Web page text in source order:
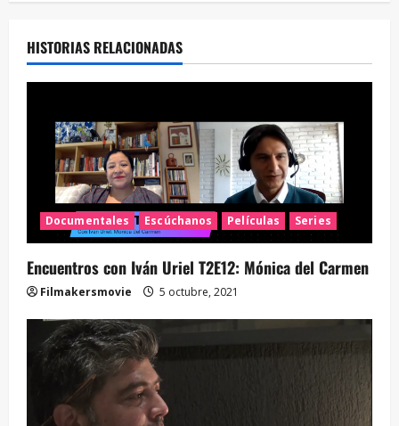
HISTORIAS RELACIONADAS
Documentales Escúchanos Películas Series
Encuentros con Iván Uriel T2E12: Mónica del Carmen
Filmakersmovie 5 octubre, 2021